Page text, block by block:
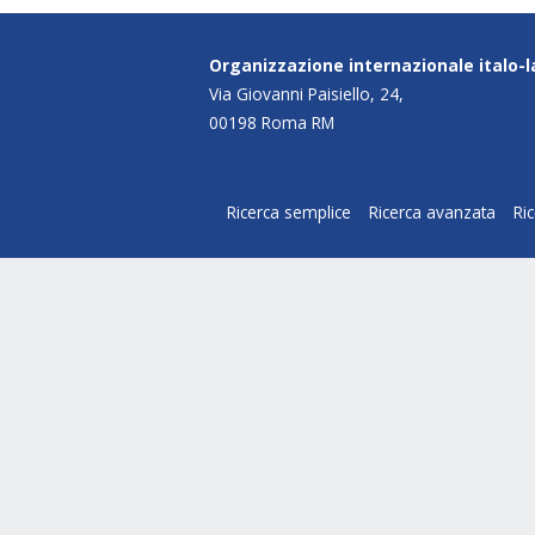
Organizzazione internazionale italo-
Via Giovanni Paisiello, 24,
00198 Roma RM
Ricerca semplice Ricerca avanzata